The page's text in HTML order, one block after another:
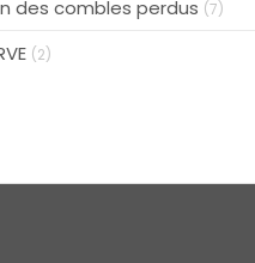
des combles perdus (7)
(2)